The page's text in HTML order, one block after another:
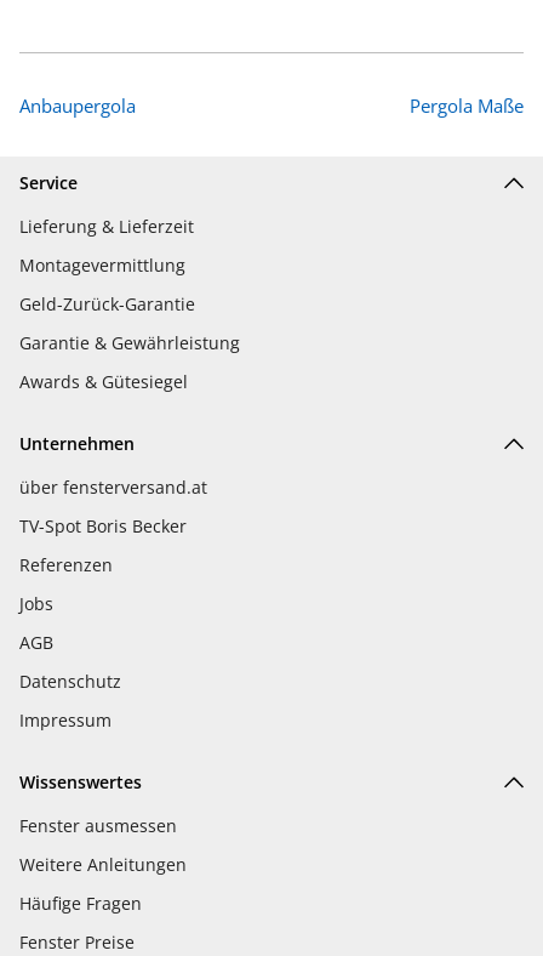
Anbaupergola Pergola Maße
Service
Lieferung & Lieferzeit
Montagevermittlung
Geld-Zurück-Garantie
Garantie & Gewährleistung
Awards & Gütesiegel
Unternehmen
über fensterversand.at
TV-Spot Boris Becker
Referenzen
Jobs
AGB
Datenschutz
Impressum
Wissenswertes
Fenster ausmessen
Weitere Anleitungen
Häufige Fragen
Fenster Preise